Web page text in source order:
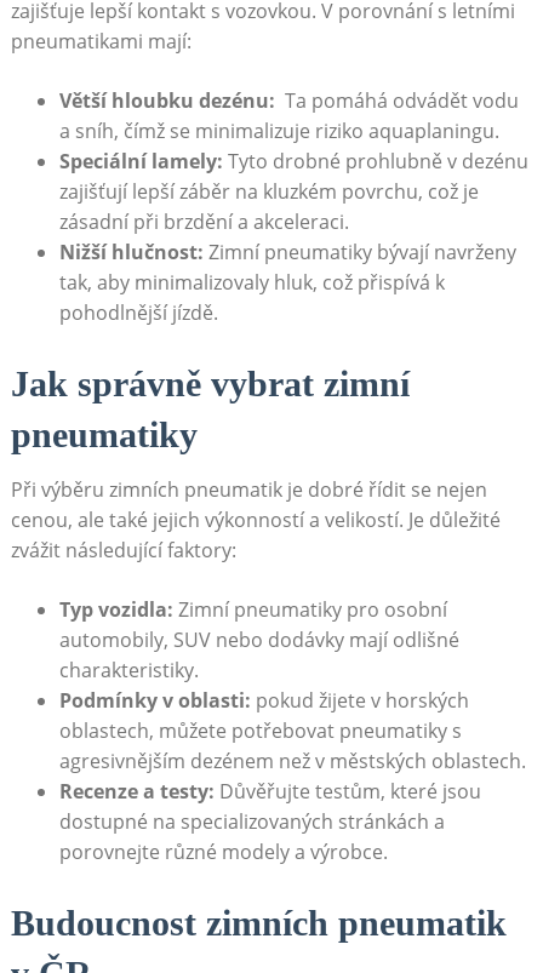
zajišťuje lepší kontakt s vozovkou.⁢ V ‌porovnání s letními
pneumatikami ‌mají:
Větší hloubku⁢ dezénu: ‍ Ta⁣ pomáhá​ odvádět⁣ vodu​
a sníh, ⁣čímž se minimalizuje riziko aquaplaningu.
Speciální lamely: ​Tyto drobné⁤ prohlubně ​v dezénu
zajišťují ⁢lepší záběr na⁢ kluzkém povrchu, což je
zásadní‍ při brzdění a akceleraci.
Nižší hlučnost: Zimní pneumatiky bývají navrženy⁢
tak,‌ aby minimalizovaly hluk, což přispívá k
pohodlnější jízdě.
Jak správně vybrat zimní
pneumatiky
Při​ výběru zimních pneumatik je dobré řídit⁤ se nejen
cenou, ale také jejich výkonností a ‍velikostí. Je důležité
zvážit následující faktory:
Typ vozidla: Zimní pneumatiky pro ⁣osobní
automobily, SUV nebo dodávky mají odlišné
charakteristiky.
Podmínky v ⁢oblasti: pokud žijete⁣ v horských
oblastech, můžete potřebovat pneumatiky s
agresivnějším dezénem než‌ v městských oblastech.
Recenze a testy: Důvěřujte testům, které jsou
dostupné na specializovaných stránkách a
porovnejte různé modely a výrobce.
Budoucnost ‌zimních pneumatik